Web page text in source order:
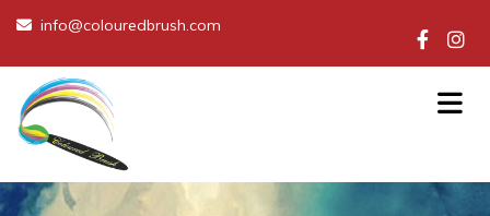
 info@colouredbrush.com